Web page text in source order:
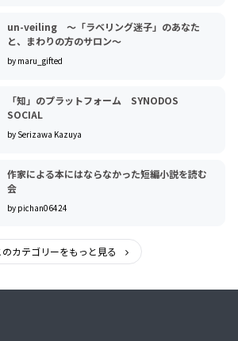
un-veiling ～「ラベリング迷子」のあなた
と、まわりの方のサロン～
by maru_gifted
「知」のプラットフォーム SYNODOS
SOCIAL
by Serizawa Kazuya
作家による本にはならなかった短編小説を読む
会
by pichan06424
のカテゴリーをもっと見る